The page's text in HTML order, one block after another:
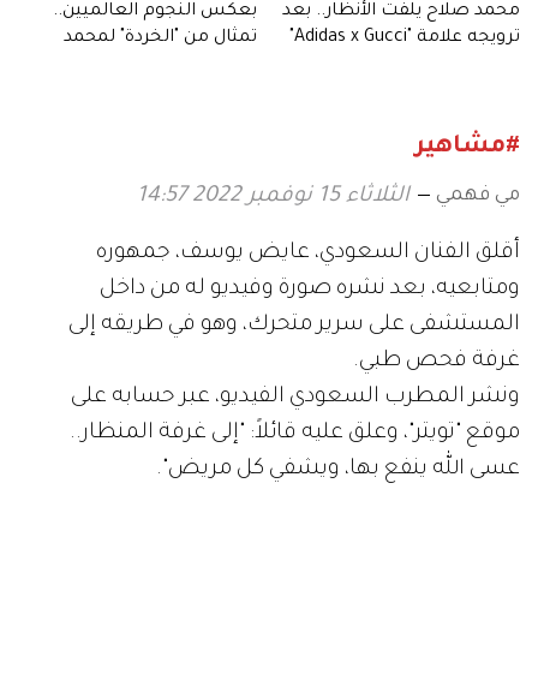
محمد صلاح يلفت الأنظار.. بعد
ترويجه علامة "Adidas x Gucci"
بعكس النجوم العالميين..
تمثال من "الخردة" لمحمد
#مشاهير
مي فهمي الثلاثاء 15 نوفمبر 2022 14:57
أقلق الفنان السعودي، عايض يوسف، جمهوره
ومتابعيه، بعد نشره صورة وفيديو له من داخل
المستشفى على سرير متحرك، وهو في طريقه إلى
غرفة فحص طبي.
ونشر المطرب السعودي الفيديو، عبر حسابه على
موقع "تويتر"، وعلق عليه قائلاً: "إلى غرفة المنظار..
عسى الله ينفع بها، ويشفي كل مريض".